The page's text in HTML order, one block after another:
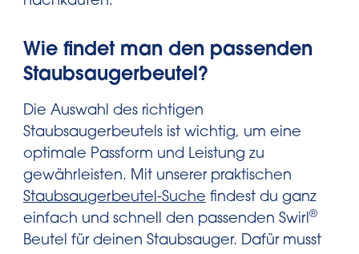
Wie findet man den passenden
Staubsaugerbeutel?
Die Auswahl des richtigen
Staubsaugerbeutels ist wichtig, um eine
optimale Passform und Leistung zu
gewährleisten. Mit unserer praktischen
Staubsaugerbeutel-Suche findest du ganz
einfach und schnell den passenden Swirl ®
Beutel für deinen Staubsauger. Dafür musst